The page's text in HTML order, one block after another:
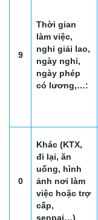
9
Thời gian
làm việc,
nghỉ giải lao,
ngày nghỉ,
ngày phép
có lương,…:
0
Khác (KTX,
đi lại, ăn
uống, hình
ảnh nơi làm
việc hoặc trợ
cấp,
senpai…)